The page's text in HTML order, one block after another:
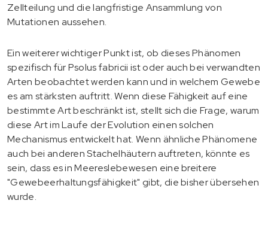
Zellteilung und die langfristige Ansammlung von
Mutationen aussehen.
Ein weiterer wichtiger Punkt ist, ob dieses Phänomen
spezifisch für Psolus fabricii ist oder auch bei verwandten
Arten beobachtet werden kann und in welchem Gewebe
es am stärksten auftritt. Wenn diese Fähigkeit auf eine
bestimmte Art beschränkt ist, stellt sich die Frage, warum
diese Art im Laufe der Evolution einen solchen
Mechanismus entwickelt hat. Wenn ähnliche Phänomene
auch bei anderen Stachelhäutern auftreten, könnte es
sein, dass es in Meereslebewesen eine breitere
"Gewebeerhaltungsfähigkeit" gibt, die bisher übersehen
wurde.